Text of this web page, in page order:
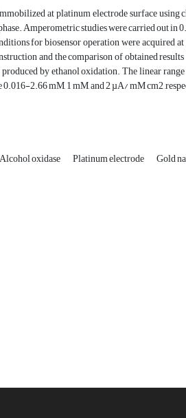
at platinum electrode surface
Amperometric studies were carried out
for biosensor operation were acquired
and the comparison of obtained
by ethanol oxidation. The linear
2.66 mM, 1 mM, and 2 µA/ mM cm2
Alcohol oxidase Platinum electrode Gold